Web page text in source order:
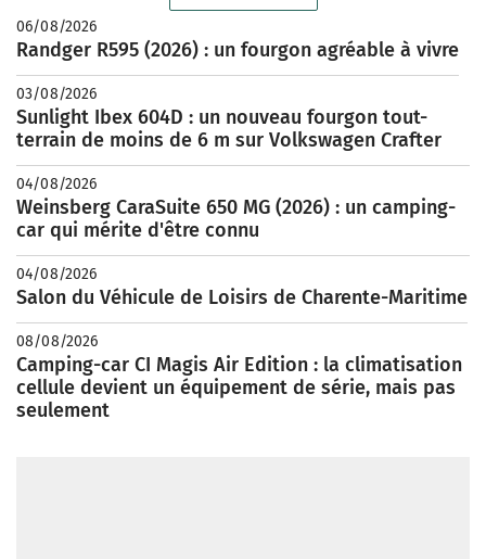
06/08/2026
Randger R595 (2026) : un fourgon agréable à vivre
03/08/2026
Sunlight Ibex 604D : un nouveau fourgon tout-
terrain de moins de 6 m sur Volkswagen Crafter
04/08/2026
Weinsberg CaraSuite 650 MG (2026) : un camping-
car qui mérite d'être connu
04/08/2026
Salon du Véhicule de Loisirs de Charente-Maritime
08/08/2026
Camping-car CI Magis Air Edition : la climatisation
cellule devient un équipement de série, mais pas
seulement